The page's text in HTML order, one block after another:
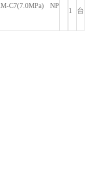
C7(7.0MPa) NP
1 台